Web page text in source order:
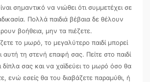
σημαντικό να νιώθει ότι συμμετέχει σε
Πολλά παιδιά βέβαια δε θέλουν
βοήθεια, μην τα πιέζετε.
το μωρό, το μεγαλύτερο παιδί μπορεί
αυτή τη στενή επαφή σας. Πείτε στο παιδί
δίπλα σας και να χαϊδεύει το μωρό όσο θα
ενώ εσείς θα του διαβάζετε παραμύθι, ή